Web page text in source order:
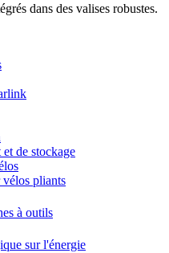
dans des valises robustes.
de stockage
vélos pliants
à outils
sur l'énergie